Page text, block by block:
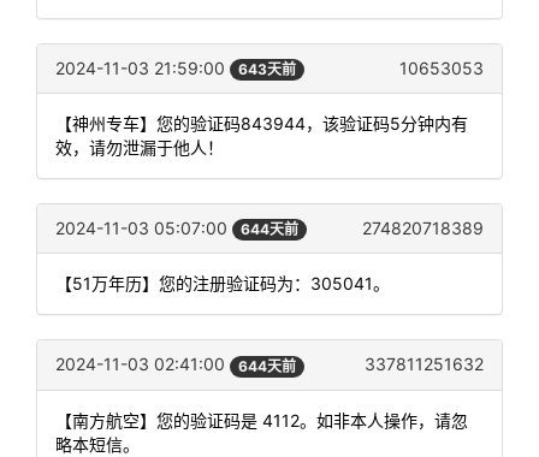
2024-11-03 21:59:00 643天前 10653053
【神州专车】您的验证码843944，该验证码5分钟内有
效，请勿泄漏于他人！
2024-11-03 05:07:00 644天前 274820718389
【51万年历】您的注册验证码为：305041。
2024-11-03 02:41:00 644天前 337811251632
【南方航空】您的验证码是 4112。如非本人操作，请忽
略本短信。